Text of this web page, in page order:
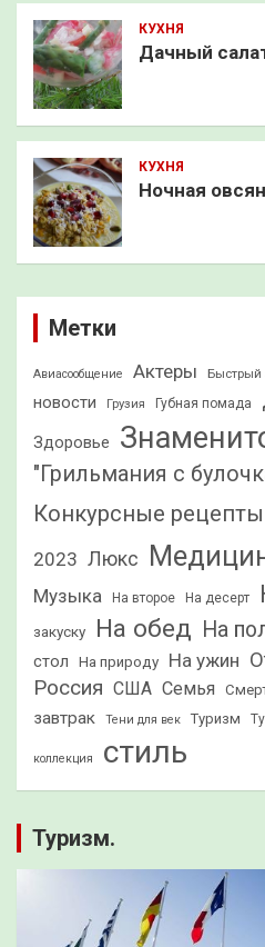
КУХНЯ
Дачный
КУХНЯ
Ночная
Метки
Авиасообщение Актеры Быстрый
новости
Грузия Губная помада
Здоровье
"Грильмания с
Конкурсные рецепты
2023 Люкс
Музыка На второе На десерт
закуску На обед На
стол
На природу На ужин
Россия США Семья
завтрак
Тени для век Туризм
коллекция стиль
Туризм.